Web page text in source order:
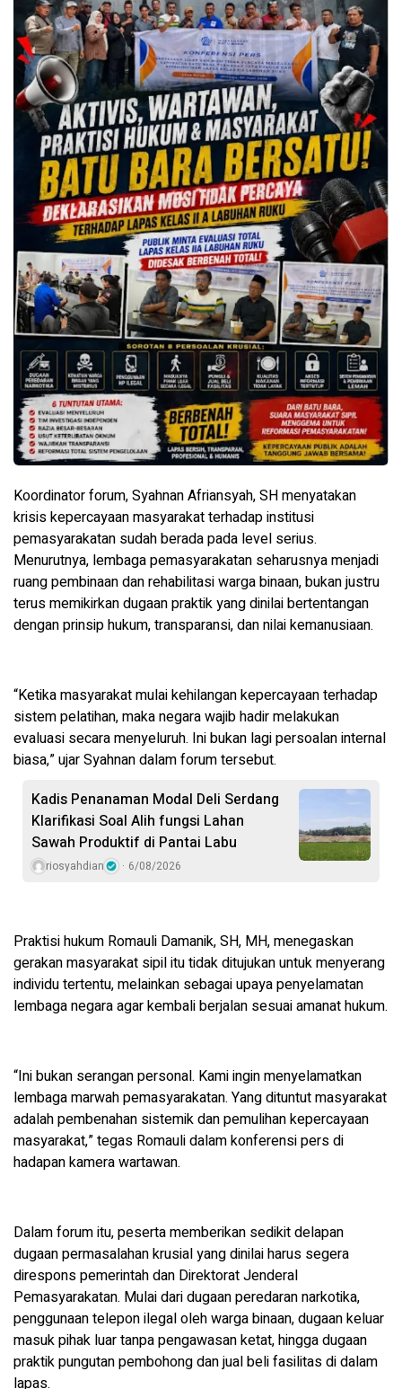
Koordinator forum, Syahnan Afriansyah, SH menyatakan
krisis kepercayaan masyarakat terhadap institusi
pemasyarakatan sudah berada pada level serius.
Menurutnya, lembaga pemasyarakatan seharusnya menjadi
ruang pembinaan dan rehabilitasi warga binaan, bukan justru
terus memikirkan dugaan praktik yang dinilai bertentangan
dengan prinsip hukum, transparansi, dan nilai kemanusiaan.
“Ketika masyarakat mulai kehilangan kepercayaan terhadap
sistem pelatihan, maka negara wajib hadir melakukan
evaluasi secara menyeluruh. Ini bukan lagi persoalan internal
biasa,” ujar Syahnan dalam forum tersebut.
Kadis Penanaman Modal Deli Serdang
Klarifikasi Soal Alih fungsi Lahan
Sawah Produktif di Pantai Labu
riosyahdian 6/08/2026
Praktisi hukum Romauli Damanik, SH, MH, menegaskan
gerakan masyarakat sipil itu tidak ditujukan untuk menyerang
individu tertentu, melainkan sebagai upaya penyelamatan
lembaga negara agar kembali berjalan sesuai amanat hukum.
“Ini bukan serangan personal. Kami ingin menyelamatkan
lembaga marwah pemasyarakatan. Yang dituntut masyarakat
adalah pembenahan sistemik dan pemulihan kepercayaan
masyarakat,” tegas Romauli dalam konferensi pers di
hadapan kamera wartawan.
Dalam forum itu, peserta memberikan sedikit delapan
dugaan permasalahan krusial yang dinilai harus segera
direspons pemerintah dan Direktorat Jenderal
Pemasyarakatan. Mulai dari dugaan peredaran narkotika,
penggunaan telepon ilegal oleh warga binaan, dugaan keluar
masuk pihak luar tanpa pengawasan ketat, hingga dugaan
praktik pungutan pembohong dan jual beli fasilitas di dalam
lapas.